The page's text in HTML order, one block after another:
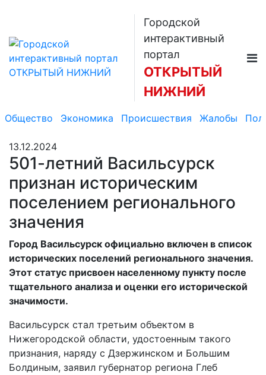
Городской
интерактивный
портал
ОТКРЫТЫЙ
НИЖНИЙ
Общество Экономика Происшествия Жалобы
13.12.2024
501-летний Васильсурск
признан историческим
поселением регионального
значения
Город Васильсурск официально включен в список
исторических поселений регионального значения.
Этот статус присвоен населенному пункту после
тщательного анализа и оценки его исторической
значимости.
Васильсурск стал третьим объектом в
Нижегородской области, удостоенным такого
признания, наряду с Дзержинском и Большим
Болдиным, заявил губернатор региона Глеб